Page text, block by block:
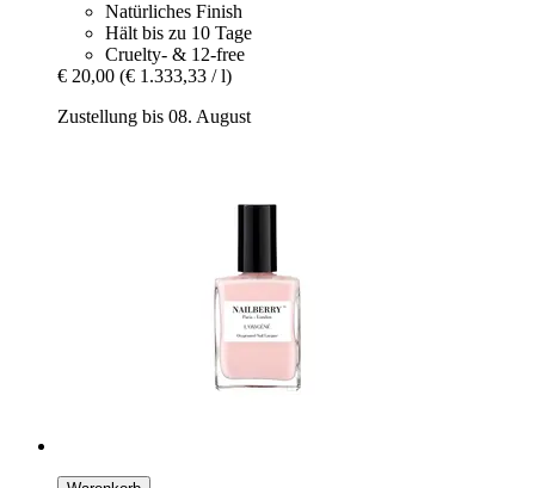
Natürliches Finish
Hält bis zu 10 Tage
Cruelty- & 12-free
€ 20,00 (€ 1.333,33 / l)
Zustellung bis 08. August